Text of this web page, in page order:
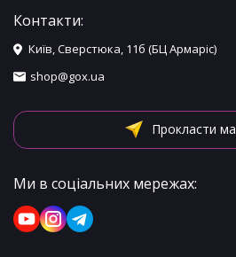
Контакти:
Київ, Сверстюка, 11б (БЦ Армаріс)
shop@gox.ua
Прокласти
Ми в соціальних мережах: